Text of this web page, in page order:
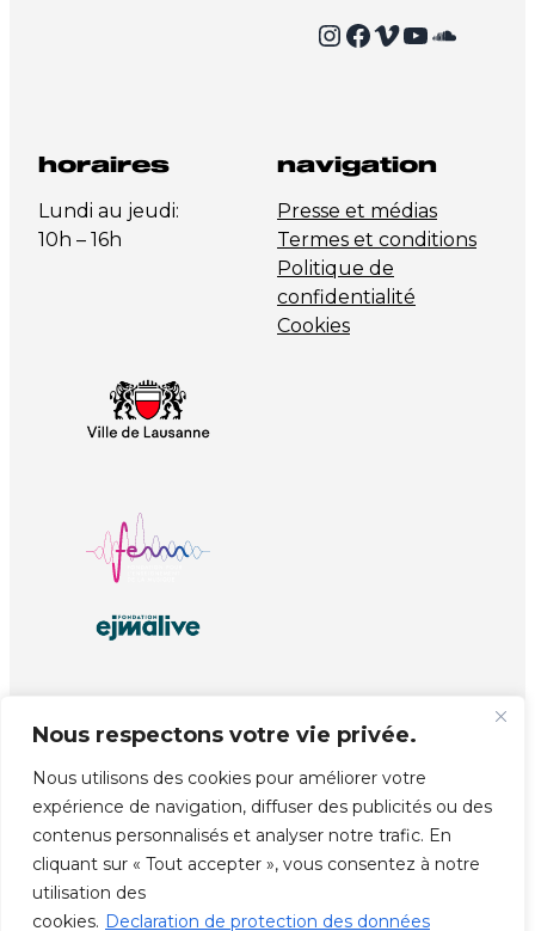
Nous respectons votre vie privée.
Nous utilisons des cookies pour améliorer votre
expérience de navigation, diffuser des publicités ou des
contenus personnalisés et analyser notre trafic. En
cliquant sur « Tout accepter », vous consentez à notre
utilisation des
cookies. Declaration de protection des données
InstagramFacebook Vimeo YouTube SoundCloud
horaires
Lundi au jeudi:
10h – 16h
navigation
Presse et médias
Termes et conditions
Politique de
confidentialité
Cookies